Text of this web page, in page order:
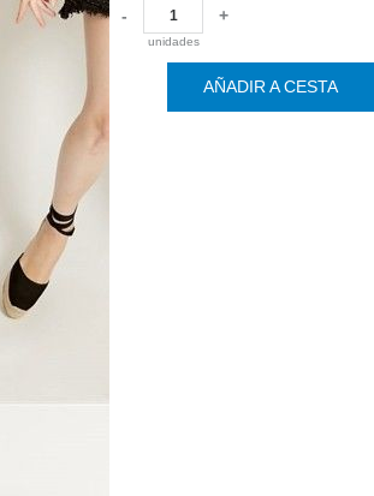
-
unidades
+
AÑADIR A CESTA